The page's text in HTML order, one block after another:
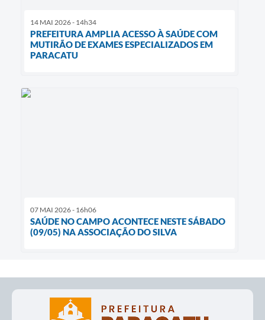
14 MAI 2026 - 14h34
PREFEITURA AMPLIA ACESSO À SAÚDE COM
MUTIRÃO DE EXAMES ESPECIALIZADOS EM
PARACATU
07 MAI 2026 - 16h06
SAÚDE NO CAMPO ACONTECE NESTE SÁBADO
(09/05) NA ASSOCIAÇÃO DO SILVA